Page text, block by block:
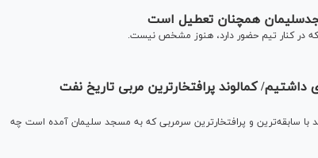
همچنان تعطیل است
که در کنار تیم حضور دارد، هنوز مشخص نیست.
کمالوند پرافتخارترین مربی تاریخ نفت
سابقه‌ترین و پرافتخارترین سرمربی که به مسجد سلیمان آمده است چه